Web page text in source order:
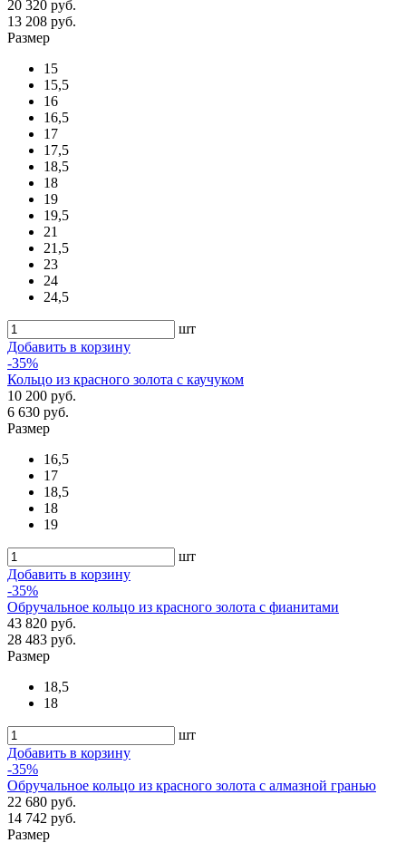
20 320 руб.
13 208 руб.
Размер
15
15,5
16
16,5
17
17,5
18,5
18
19
19,5
21
21,5
23
24
24,5
шт
Добавить в корзину
-35%
Кольцо из красного золота с каучуком
10 200 руб.
6 630 руб.
Размер
16,5
17
18,5
18
19
шт
Добавить в корзину
-35%
Обручальное кольцо из красного золота с фианитами
43 820 руб.
28 483 руб.
Размер
18,5
18
шт
Добавить в корзину
-35%
Обручальное кольцо из красного золота с алмазной гранью
22 680 руб.
14 742 руб.
Размер